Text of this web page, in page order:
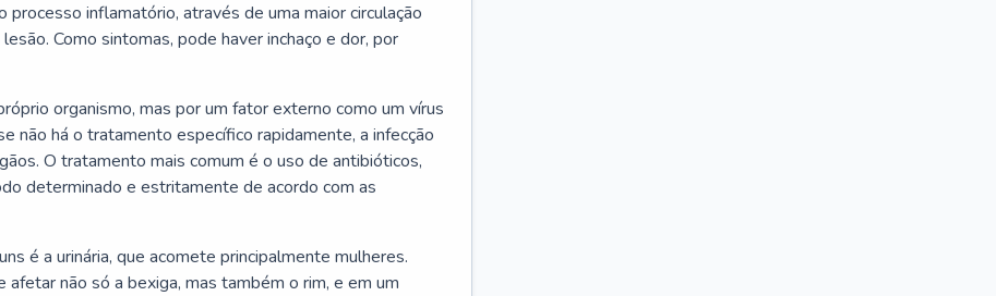
inflamatório, através de uma maior circulação
Como sintomas, pode haver inchaço e dor, por
organismo, mas por um fator externo como um vírus
não há o tratamento específico rapidamente, a infecção
O tratamento mais comum é o uso de antibióticos,
determinado e estritamente de acordo com as
é a urinária, que acomete principalmente mulheres.
afetar não só a bexiga, mas também o rim, e em um